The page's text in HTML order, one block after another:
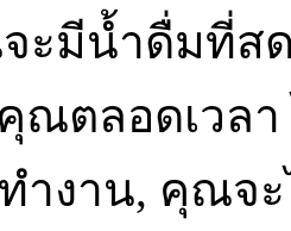
ะมีน้ำดื่มที่ส
ณตลอดเวล
ำงาน, คุณจ